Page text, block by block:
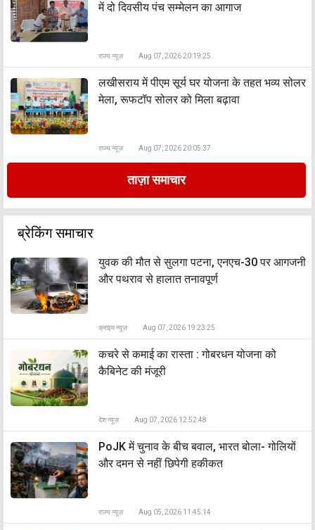
में दो दिवसीय पंच सम्मेलन का आगाज
राज्य न्यूज़ Aug 07, 2026 20:19:25
लखीसराय में पीएम सूर्य घर योजना के तहत भव्य सोलर
मेला, रूफटॉप सोलर को मिला बढ़ावा
राज्य न्यूज़ Aug 07, 2026 20:05:37
ताज़ा समाचार
ब्रेकिंग समाचार
युवक की मौत से सुलगा पटना, एनएच-30 पर आगजनी
और पथराव से हालात तनावपूर्ण
क्राइम न्यूज़ Aug 07, 2026 19:23:25
कचरे से कमाई का रास्ता : गोबरधन योजना को
कैबिनेट की मंजूरी
देश न्यूज़ Aug 07, 2026 12:52:48
PoJK में चुनाव के बीच बवाल, भारत बोला- गोलियों
और दमन से नहीं छिपेगी हकीकत
राज्य न्यूज़ Aug 05, 2026 11:45:14